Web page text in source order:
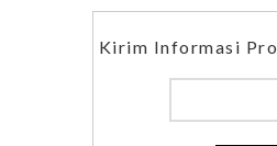
Kirim Informasi